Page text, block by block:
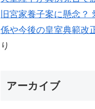
旧宮家養子案に懸念？
係や今後の皇室典範改
り
アーカイブ